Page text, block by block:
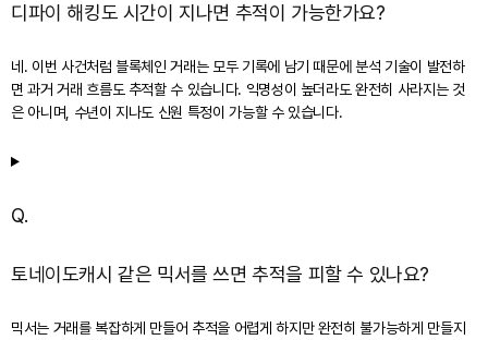
디파이 해킹도 시간이 지나면 추적이 가능한가요?
네. 이번 사건처럼 블록체인 거래는 모두 기록에 남기 때문에 분석 기술이 발전하
면 과거 거래 흐름도 추적할 수 있습니다. 익명성이 높더라도 완전히 사라지는 것
은 아니며, 수년이 지나도 신원 특정이 가능할 수 있습니다.
Q.
토네이도캐시 같은 믹서를 쓰면 추적을 피할 수 있나요?
믹서는 거래를 복잡하게 만들어 추적을 어렵게 하지만 완전히 불가능하게 만들지